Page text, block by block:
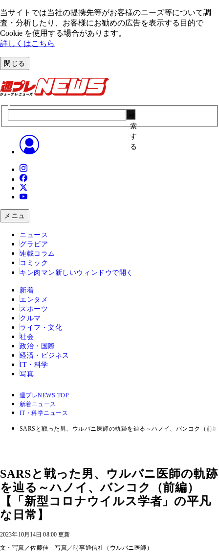
当サイトでは当社の提携先等がお客様のニーズ等について調
査・分析したり、お客様にお勧めの広告を表⽰する⽬的で
Cookie を使⽤する場合があります。
詳しくはこちら
閉じる
索
す
る
メニュ
ニュース
グラビア
連載コラム
コミック
キン肉マン 新しいウィンドウで開く
新着
エンタメ
スポーツ
クルマ
ライフ・文化
社会
政治・国際
経済・ビジネス
IT・科学
写真
週プレNEWS TOP
新着ニュース
IT・科学ニュース
SARSと戦った男、ウルバニ医師の軌跡を辿る～ハノイ、バンコク（前
SARSと戦った男、ウルバニ医師の軌跡
を辿る～ハノイ、バンコク（前編）
【「新型コロナウイルス学者」の平凡
な日常】
2023年10月14日 08:00 更新
文・写真／佐藤佳 写真／時事通信社（ウルバニ医師）